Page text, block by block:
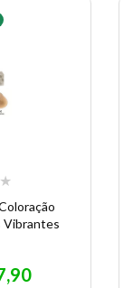
★
Vibrantes